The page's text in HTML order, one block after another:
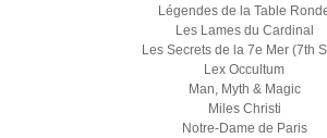
Légendes de la Table
Les Lames du Cardinal
Les Secrets de la 7e Mer (7th
Lex Occultum
Man, Myth & Magic
Miles Christi
Notre-Dame de Paris